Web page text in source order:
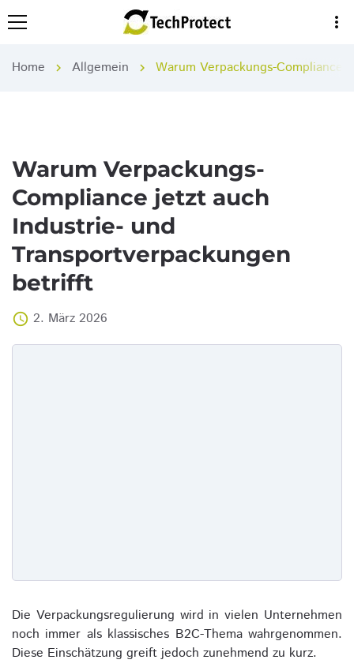
more_vert
Home chevron_right Allgemein chevron_right Warum Verpackungs-
Warum Verpackungs-
Compliance jetzt auch
Industrie- und
Transportverpackungen
betrifft
access_time 2. März 2026
Die Verpackungsregulierung wird in vielen Unternehmen
noch immer als klassisches B2C-Thema wahrgenommen.
Diese Einschätzung greift jedoch zunehmend zu kurz.